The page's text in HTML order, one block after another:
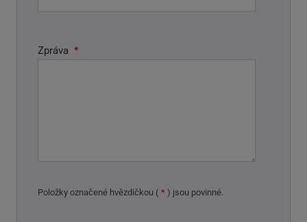
Zpráva *
Položky označené hvězdičkou ( * ) jsou povinné.